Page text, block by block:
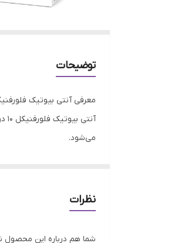
توضیحات
معرفی آنتی بیوتیک فلورفنیکل 10 درصد (فلوئورفن)
می‌شود.
نظرات
شما هم درباره این محصول